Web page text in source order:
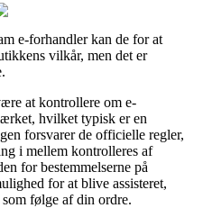
e-forhandler kan de for at
vilkår, men det er
at kontrollere om e-
hvilket typisk er en
forsvarer de officielle regler,
i mellem kontrolleres af
for bestemmelserne på
for at blive assisteret,
følge af din ordre.